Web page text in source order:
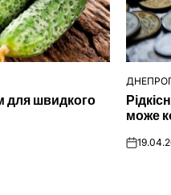
для швидкого
У
може
on